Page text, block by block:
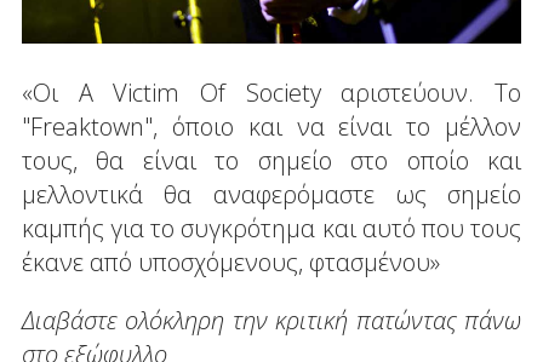
«Οι A Victim Of Society αριστεύουν. Το
"Freaktown", όποιο και να είναι το μέλλον
τους, θα είναι το σημείο στο οποίο και
μελλοντικά θα αναφερόμαστε ως σημείο
καμπής για το συγκρότημα και αυτό που τους
έκανε από υποσχόμενους, φτασμένου»
Διαβάστε ολόκληρη την κριτική πατώντας πάνω
στο εξώφυλλο